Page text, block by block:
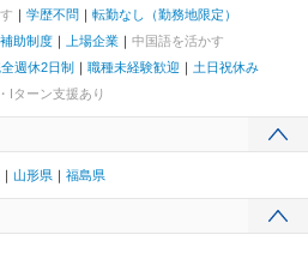
学歴不問
転勤なし（勤務地限定）
助制度 上場企業
中国語を活かす
週休2日制 職種未経験歓迎
土日祝休み
Iターン支援あり
山形県 福島県